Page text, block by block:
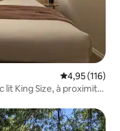
Évaluation
4,95 (116)
lit King Size, à proximité